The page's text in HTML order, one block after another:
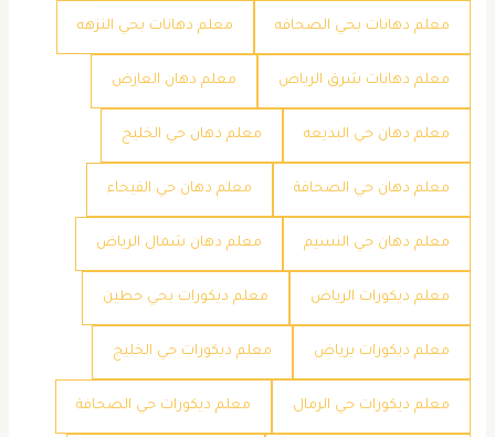
معلم دهانات بحي الصحافه معلم دهانات بحي النزهه
معلم دهانات شرق الرياض معلم دهان العارض
معلم دهان حي البديعه معلم دهان حي الخليج
معلم دهان حي الصحافة معلم دهان حي الفيحاء
معلم دهان حي النسيم معلم دهان شمال الرياض
معلم ديكورات الرياض معلم ديكورات بحي حطين
معلم ديكورات برياض معلم ديكورات حي الخليج
معلم ديكورات حي الرمال معلم ديكورات حي الصحافة